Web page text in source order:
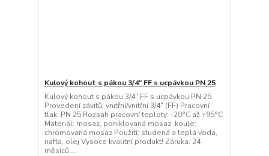
Kulový kohout s pákou 3/4" FF s ucpávkou PN 25
Kulový kohout s pákou 3/4" FF s ucpávkou PN 25
Provedení závitů: vnitřní/vnitřní 3/4" (FF) Pracovní
tlak: PN 25 Rozsah pracovní teploty: -20°C až +95°C
Materiál: mosaz, poniklovaná mosaz, koule:
chromovaná mosaz Použití: studená a teplá voda,
nafta, olej Vysoce kvalitní produkt! Záruka: 24
měsíců ...